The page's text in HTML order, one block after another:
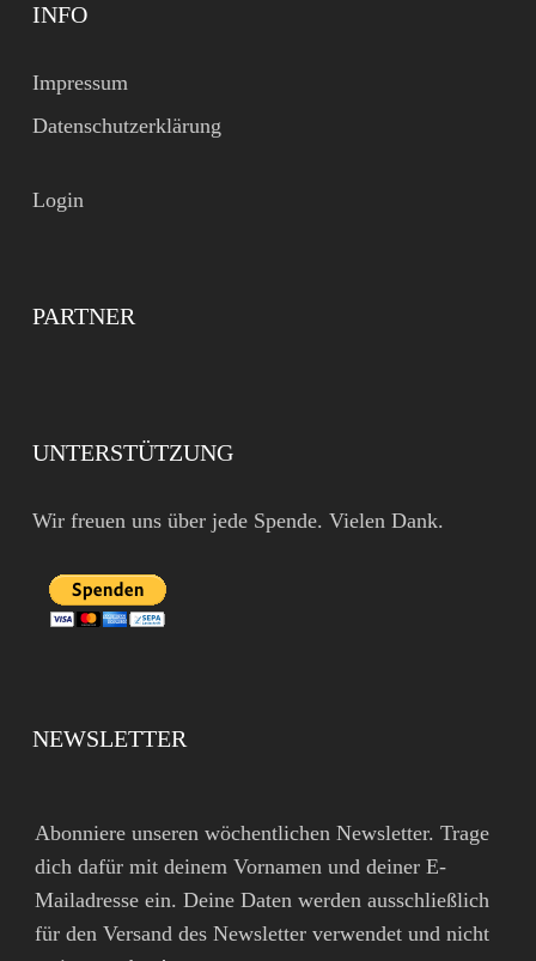
INFO
Impressum
Datenschutzerklärung
Login
PARTNER
UNTERSTÜTZUNG
Wir freuen uns über jede Spende. Vielen Dank.
NEWSLETTER
Abonniere unseren wöchentlichen Newsletter. Trage
dich dafür mit deinem Vornamen und deiner E-
Mailadresse ein. Deine Daten werden ausschließlich
für den Versand des Newsletter verwendet und nicht